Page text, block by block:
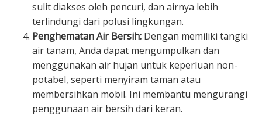
sulit diakses oleh pencuri, dan airnya lebih
terlindungi dari polusi lingkungan.
Penghematan Air Bersih: Dengan memiliki tangki
air tanam, Anda dapat mengumpulkan dan
menggunakan air hujan untuk keperluan non-
potabel, seperti menyiram taman atau
membersihkan mobil. Ini membantu mengurangi
penggunaan air bersih dari keran.